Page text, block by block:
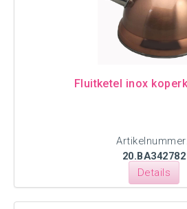
Fluitketel inox
Artikelnummer:
20.BA342782
Details